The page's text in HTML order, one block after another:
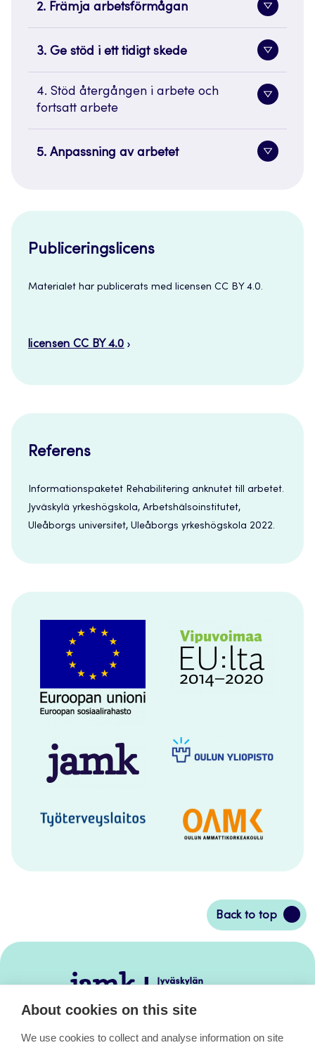
2. Främja arbetsförmågan
Toggle
3. Ge stöd i ett tidigt skede
Toggle
4. Stöd återgången i arbete och
fortsatt arbete
Toggle
5. Anpassning av arbetet
Toggle
Publiceringslicens
Materialet har publicerats med licensen CC BY 4.0.
licensen CC BY 4.0
Referens
Informationspaketet Rehabilitering anknutet till arbetet.
Jyväskylä yrkeshögskola, Arbetshälsoinstitutet,
Uleåborgs universitet, Uleåborgs yrkeshögskola 2022.
Back to top
Back
to
Jamk
Avoimet
About cookies on this site
We use cookies to collect and analyse information on site